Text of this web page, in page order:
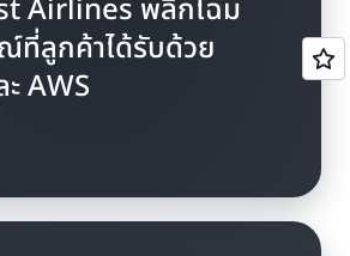
Airlines พลิกโฉม
ที่ลูกค้าได้รับด้วย
AWS